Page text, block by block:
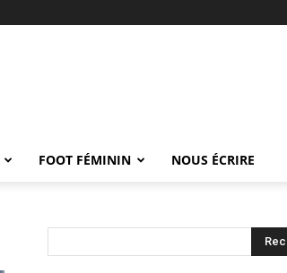
FOOT FÉMININ NOUS ÉCRIRE